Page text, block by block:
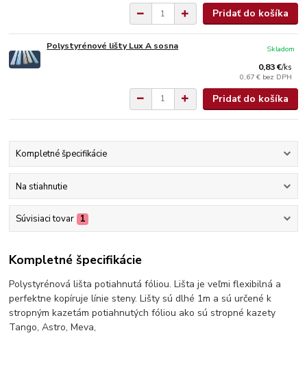
Pridať do košíka
Polystyrénové lišty Lux A sosna
0,83 €/ks
0,67 € bez DPH
Skladom
Pridať do košíka
Kompletné špecifikácie
Na stiahnutie
Súvisiaci tovar 1
Kompletné špecifikácie
Polystyrénová lišta potiahnutá fóliou. Lišta je veľmi flexibilná a
perfektne kopíruje línie steny. Lišty sú dlhé 1m a sú určené k
stropným kazetám potiahnutých fóliou ako sú stropné kazety
Tango, Astro, Meva,